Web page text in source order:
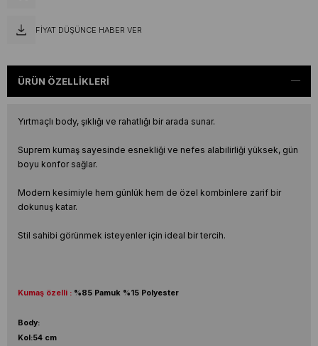
FIYAT DÜŞÜNCE HABER VER
ÜRÜN ÖZELLIKLERI
Yırtmaçlı body, şıklığı ve rahatlığı bir arada sunar.
Suprem kumaş sayesinde esnekliği ve nefes alabilirliği yüksek, gün
boyu konfor sağlar.
Modern kesimiyle hem günlük hem de özel kombinlere zarif bir
dokunuş katar.
Stil sahibi görünmek isteyenler için ideal bir tercih.
Kumaş özelli : %85 Pamuk %15 Polyester
Body:
Kol:54 cm